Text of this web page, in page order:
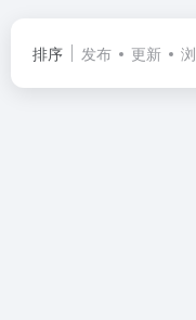
排序 发布 更新